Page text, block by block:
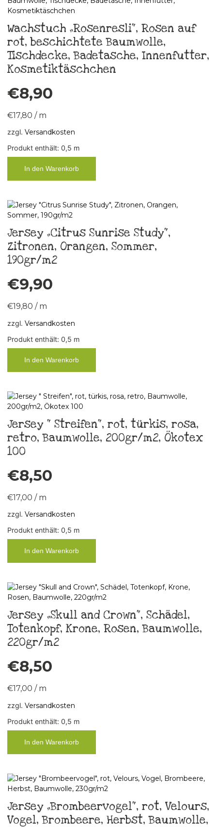
Wachstuch „Rosenresli“, Rosen auf
rot, beschichtete Baumwolle,
Tischdecke, Badetasche, Innenfutter,
Kosmetiktäschchen
€8,90
€17,80 / m
zzgl. Versandkosten
Produkt enthält: 0,5 m
In den Warenkorb
Jersey „Citrus Sunrise Study“,
Zitronen, Orangen, Sommer,
190gr/m2
€9,90
€19,80 / m
zzgl. Versandkosten
Produkt enthält: 0,5 m
In den Warenkorb
Jersey “ Streifen“, rot, türkis, rosa,
retro, Baumwolle, 200gr/m2, Ökotex
100
€8,50
€17,00 / m
zzgl. Versandkosten
Produkt enthält: 0,5 m
In den Warenkorb
Jersey „Skull and Crown“, Schädel,
Totenkopf, Krone, Rosen, Baumwolle,
220gr/m2
€8,50
€17,00 / m
zzgl. Versandkosten
Produkt enthält: 0,5 m
In den Warenkorb
Jersey „Brombeervogel“, rot, Velours,
Vogel, Brombeere, Herbst, Baumwolle,